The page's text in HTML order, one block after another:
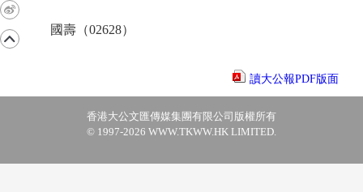
國壽（02628）
讀大公報PDF版面
香港大公文匯傳媒集團有限公司版權所有
© 1997-2026 WWW.TKWW.HK LIMITED.